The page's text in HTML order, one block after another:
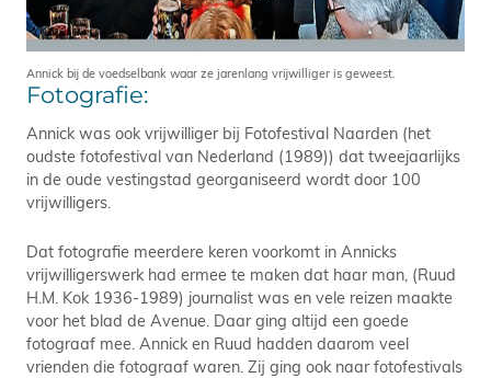
Annick bij de voedselbank waar ze jarenlang vrijwilliger is geweest.
Fotografie:
Annick was ook vrijwilliger bij Fotofestival Naarden (het
oudste fotofestival van Nederland (1989)) dat tweejaarlijks
in de oude vestingstad georganiseerd wordt door 100
vrijwilligers.
Dat fotografie meerdere keren voorkomt in Annicks
vrijwilligerswerk had ermee te maken dat haar man, (Ruud
H.M. Kok 1936-1989) journalist was en vele reizen maakte
voor het blad de Avenue. Daar ging altijd een goede
fotograaf mee. Annick en Ruud hadden daarom veel
vrienden die fotograaf waren. Zij ging ook naar fotofestivals